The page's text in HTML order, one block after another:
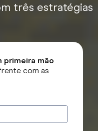
três estratégias
primeira mão
com as